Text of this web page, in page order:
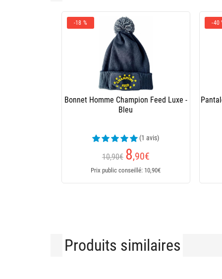
-18 %
Bonnet Homme Champion Feed Luxe -
Bleu
(1 avis)
10,90€ 8,90€
Prix public conseillé: 10,90€
-40
Produits similaires